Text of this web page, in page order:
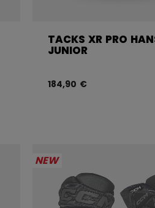
TACKS XR PRO
JUNIOR
184,90 €
NEW